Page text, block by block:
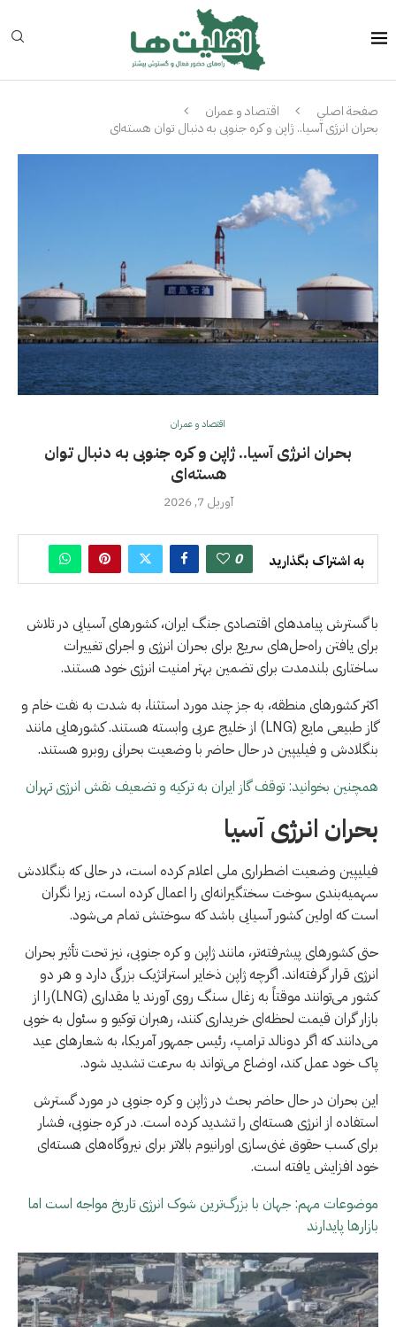
صفحة اصلي
اقتصاد و عمران
بحران انرژی آسیا.. ژاپن و کره جنوبی به دنبال توان هسته‌ای
اقتصاد و عمران
بحران انرژی آسیا.. ژاپن و کره جنوبی به دنبال توان
هسته‌ای
آوریل 7, 2026
به اشتراک بگذارید 0
با گسترش پیامدهای اقتصادی جنگ ایران، کشورهای آسیایی در تلاش
برای یافتن راه‌حل‌های سریع برای بحران انرژی و اجرای تغییرات
ساختاری بلندمدت برای تضمین بهتر امنیت انرژی خود هستند.
اکثر کشورهای منطقه، به جز چند مورد استثنا، به شدت به نفت خام و
گاز طبیعی مایع (LNG) از خلیج عربى وابسته هستند. کشورهایی مانند
بنگلادش و فیلیپین در حال حاضر با وضعیت بحرانی روبرو هستند.
همچنین بخوانید: توقف گاز ایران به ترکیه و تضعیف نقش انرژی تهران
بحران انرژی آسیا
فیلیپین وضعیت اضطراری ملی اعلام کرده است، در حالی که بنگلادش
سهمیه‌بندی سوخت سختگیرانه‌ای را اعمال کرده است، زیرا نگران
است که اولین کشور آسیایی باشد که سوختش تمام می‌شود.
حتی کشورهای پیشرفته‌تر، مانند ژاپن و کره جنوبی، نیز تحت تأثیر بحران
انرژی قرار گرفته‌اند. اگرچه ژاپن ذخایر استراتژیک بزرگی دارد و هر دو
کشور می‌توانند موقتاً به زغال سنگ روی آورند یا مقداری (LNG)را از
بازار گران قیمت لحظه‌ای خریداری کنند، رهبران توکیو و سئول به خوبی
می‌دانند که اگر دونالد ترامپ، رئیس جمهور آمریکا، به شعارهای عید
پاک خود عمل کند، اوضاع می‌تواند به سرعت تشدید شود.
این بحران در حال حاضر بحث در ژاپن و کره جنوبی در مورد گسترش
استفاده از انرژی هسته‌ای را تشدید کرده است. در کره جنوبی، فشار
برای کسب حقوق غنی‌سازی اورانیوم بالاتر برای نیروگاه‌های هسته‌ای
خود افزایش یافته است.
موضوعات مهم: جهان با بزرگ‌ترین شوک انرژی تاریخ مواجه است اما
بازارها پایدارند